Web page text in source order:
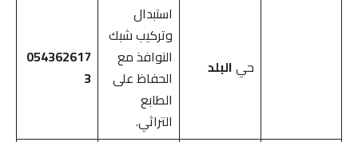
حيالبلد
استبدال
وتركيب شبك
النوافذ مع
الحفاظ على
الطابع
التراثي.
054362617
3